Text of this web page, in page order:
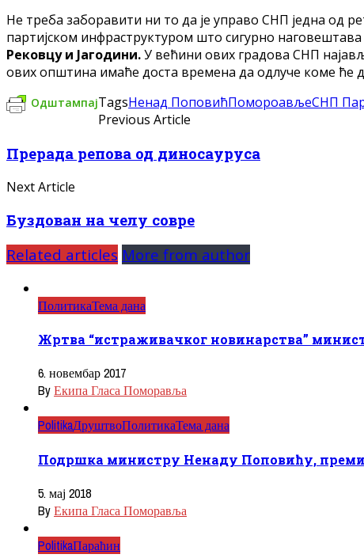
Не треба заборавити ни то да је управо СНП једна од
партијском инфраструктуром што сигурно
Рековцу и Јагодини.У већини ових градова СНП
ових општина имаће доста времена да одлуче коме ће
ОдштампајTagsНенад ПоповићПомороављеСНП
Previous Article
Прерада репова од диносауруса
Next Article
Буздован на челу совре
Related articles More from author
ПолитикаТема дана
Жртва “истраживачког новинарства”
6. новембар 2017
ByЕкипа Гласа Поморавља
PolitikaДруштвоПолитикаТема дана
Подршка министру Ненаду Поповићу,
5. мај 2018
ByЕкипа Гласа Поморавља
PolitikaПараћин